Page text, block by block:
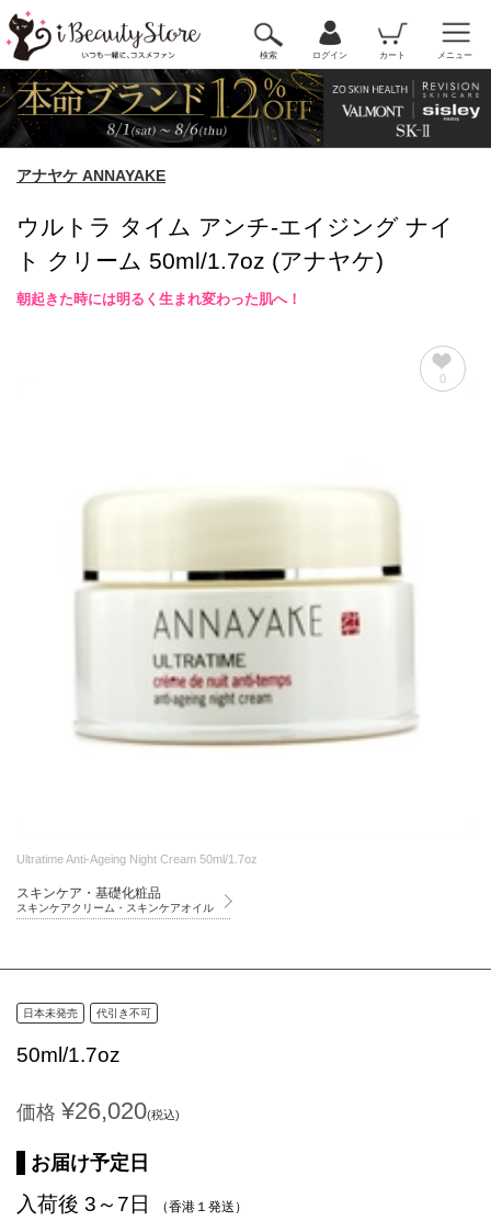
検索 ログイン カート メニュー
アナヤケ ANNAYAKE
ウルトラ タイム アンチ-エイジング ナイ
ト クリーム 50ml/1.7oz (アナヤケ)
朝起きた時には明るく生まれ変わった肌へ！
0
Ultratime Anti-Ageing Night Cream 50ml/1.7oz
スキンケア・基礎化粧品
スキンケアクリーム・スキンケアオイル
日本未発売 代引き不可
50ml/1.7oz
価格 ¥26,020(税込)
お届け予定日
入荷後 3～7日 （香港１発送）